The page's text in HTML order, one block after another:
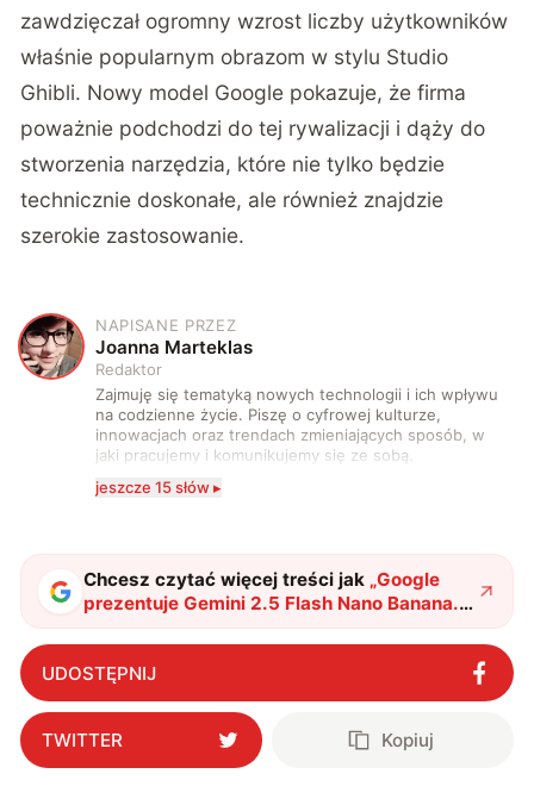
zawdzięczał ogromny wzrost liczby użytkowników
właśnie popularnym obrazom w stylu Studio
Ghibli. Nowy model Google pokazuje, że firma
poważnie podchodzi do tej rywalizacji i dąży do
stworzenia narzędzia, które nie tylko będzie
technicznie doskonałe, ale również znajdzie
szerokie zastosowanie.
J
NAPISANE PRZEZ
Joanna Marteklas
Redaktor
Zajmuję się tematyką nowych technologii i ich wpływu
na codzienne życie. Piszę o cyfrowej kulturze,
innowacjach oraz trendach zmieniających sposób, w
jaki pracujemy i komunikujemy się ze sobą.
Szczególnie interesuje mnie relacja między rozwojem
technologii a współczesną popkulturą. W wolnych
jeszcze 15 słów ▸
Chcesz czytać więcej treści jak „Google
prezentuje Gemini 2.5 Flash Nano Banana.
To nowa era tworzenia obrazów z AI?"?
UDOSTĘPNIJ
TWITTER Kopiuj